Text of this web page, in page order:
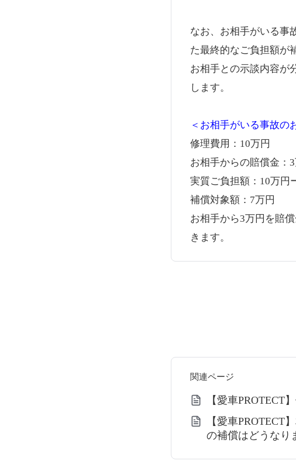
なお、お相手がいる事
た最終的なご負担額が
お相手との示談内容が
します。
＜お相手がいる事故の
修理費用：10万円
お相手からの賠償金：3
実質ご負担額：10万円
補償対象額：7万円
お相手から3万円を賠
きます。
関連ページ
【愛車PROTECT
【愛車PROTECT
の補償はどうなり